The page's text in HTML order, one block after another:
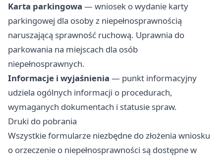
Karta parkingowa — wniosek o wydanie karty
parkingowej dla osoby z niepełnosprawnością
naruszającą sprawność ruchową. Uprawnia do
parkowania na miejscach dla osób
niepełnosprawnych.
Informacje i wyjaśnienia — punkt informacyjny
udziela ogólnych informacji o procedurach,
wymaganych dokumentach i statusie spraw.
Druki do pobrania
Wszystkie formularze niezbędne do złożenia wniosku
o orzeczenie o niepełnosprawności są dostępne w